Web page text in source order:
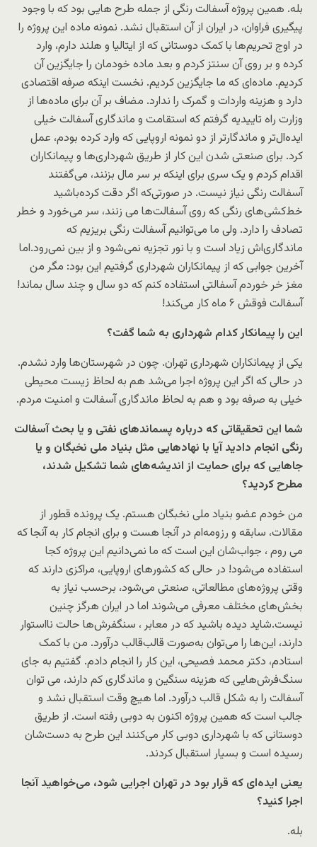
بله. همین پروژه آسفالت رنگی از جمله طرح هایی بود که با وجود
پیگیری فراوان، در ایران از آن استقبال نشد. نمونه ماده‌ این پروژه را
در اوج تحریم‌ها با کمک دوستانی که از ایتالیا و هلند دارم، وارد
کرده و بر روی آن سنتز کردم و بعد ماده خودمان را جایگزین آن
کردیم. ماده‌ای که ما جایگزین کردیم. نخست اینکه صرفه اقتصادی
دارد و هزینه واردات و گمرک را ندارد. مضاف بر آن برای ماده‌ها از
وزارت راه تاییدیه گرفتم که استقامت و ماندگاری آسفالت خیلی
ایده‌ال‌تر و ماندگارتر از دو نمونه اروپایی که وارد کرده بودم، عمل
کرد. برای صنعتی شدن این کار از طریق شهرداری‌ها و پیمانکاران
اقدام کردم و یک سری برای اینکه بر سر مال بزنند، می‌گفتند
آسفالت رنگی نیاز نیست. در صورتی‌که اگر دقت کرده‌باشید
خط‌کشی‌های رنگی که روی آسفالت‌ها می زنند، سر می‌خورد و خطر
تصادف را دارد. ولی ما می‌توانیم آسفالت رنگی بریزیم که
ماندگاری‌اش زیاد است و با نور تجزیه نمی‌شود و از بین نمی‌رود.اما
آخرین جوابی که از پیمانکاران شهرداری گرفتیم این بود: مگر من
مغز خر خوردم آسفالتی استفاده کنم که دو سال و چند سال بماند!
آسفالت فوقش ۶ ماه کار می‌کند!
این را پیمانکار کدام شهرداری به شما گفت؟
یکی از پیمانکاران شهرداری تهران. چون در شهرستان‌ها وارد نشدم.
در حالی که اگر این پروژه اجرا می‌شد هم به لحاظ زیست محیطی
خیلی به صرفه بود و هم به لحاظ ماندگاری آسفالت و امنیت مردم.
شما این تحقیقاتی که درباره پسماندهای نفتی و یا بحث آسفالت
رنگی انجام دادید آیا با نهادهایی مثل بنیاد ملی نخبگان و یا
جاهایی که برای حمایت از اندیشه‌های شما تشکیل شدند،
مطرح کردید؟
من خودم عضو بنیاد ملی نخبگان هستم. یک پرونده قطور از
مقالات، سابقه و رزومه‌ام در آنجا هست و برای انجام کار به آنجا که
می روم ، جواب‌شان این است که ما نمی‌دانیم این پروژه کجا
استفاده می‌شود! در حالی که کشورهای اروپایی، مراکزی دارند که
وقتی پروژه‌های مطالعاتی، صنعتی می‌شود، برحسب نیاز به
بخش‌های مختلف معرفی می‌شوند اما در ایران هرگز چنین
نیست.شاید دیده باشید که در معابر ، سنگفرش‌ها حالت نااستوار
دارند، این‌ها را می‌توان به‌صورت قالب‌قالب درآورد. من با کمک
استادم، دکتر محمد فصیحی، این کار را انجام دادم. گفتیم به جای
سنگ‌فرش‌هایی که هزینه سنگین و ماندگاری کم دارند، می توان
آسفالت را به شکل قالب درآورد. اما هیچ وقت استقبال نشد و
جالب است که همین پروژه اکنون به دوبی رفته است. از طریق
دوستانی که با شهرداری دوبی کار می‌کنند این طرح به دست‌شان
رسیده است و بسیار استقبال کردند.
یعنی ایده‌ای که قرار بود در تهران اجرایی شود، می‌خواهید آنجا
اجرا کنید؟
بله.